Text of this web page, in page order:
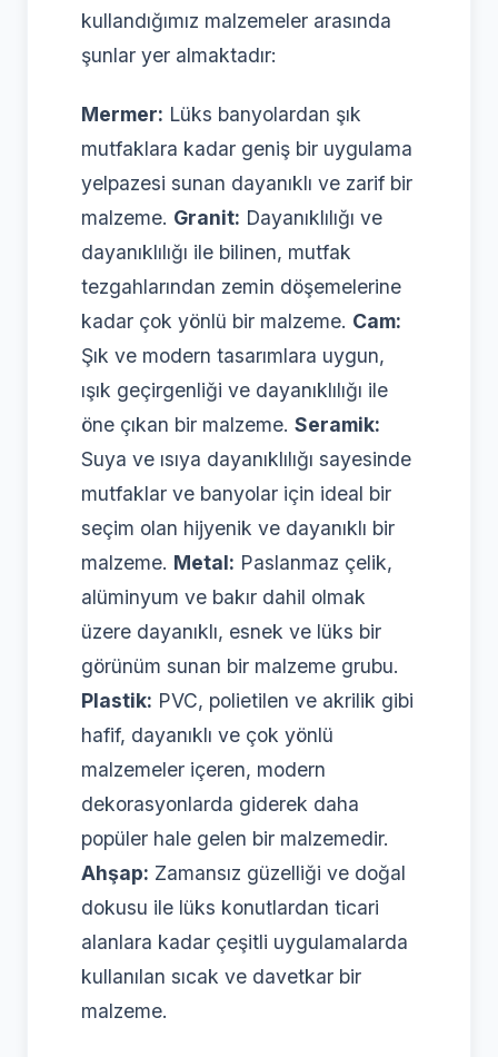
kullandığımız malzemeler arasında
şunlar yer almaktadır:
Mermer: Lüks banyolardan şık
mutfaklara kadar geniş bir uygulama
yelpazesi sunan dayanıklı ve zarif bir
malzeme. Granit: Dayanıklılığı ve
dayanıklılığı ile bilinen, mutfak
tezgahlarından zemin döşemelerine
kadar çok yönlü bir malzeme. Cam:
Şık ve modern tasarımlara uygun,
ışık geçirgenliği ve dayanıklılığı ile
öne çıkan bir malzeme. Seramik:
Suya ve ısıya dayanıklılığı sayesinde
mutfaklar ve banyolar için ideal bir
seçim olan hijyenik ve dayanıklı bir
malzeme. Metal: Paslanmaz çelik,
alüminyum ve bakır dahil olmak
üzere dayanıklı, esnek ve lüks bir
görünüm sunan bir malzeme grubu.
Plastik: PVC, polietilen ve akrilik gibi
hafif, dayanıklı ve çok yönlü
malzemeler içeren, modern
dekorasyonlarda giderek daha
popüler hale gelen bir malzemedir.
Ahşap: Zamansız güzelliği ve doğal
dokusu ile lüks konutlardan ticari
alanlara kadar çeşitli uygulamalarda
kullanılan sıcak ve davetkar bir
malzeme.